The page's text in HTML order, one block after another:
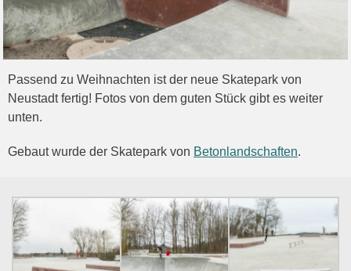
Passend zu Weihnachten ist der neue Skatepark von
Neustadt fertig! Fotos von dem guten Stück gibt es weiter
unten.
Gebaut wurde der Skatepark von Betonlandschaften.